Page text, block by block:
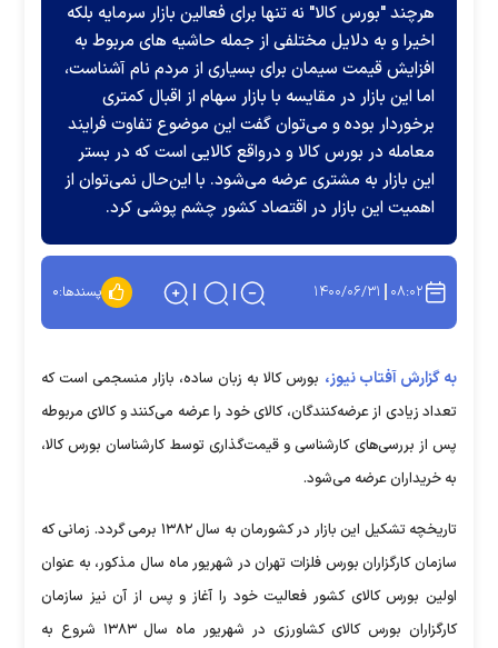
هرچند "بورس کالا" نه تنها برای فعالین بازار سرمایه بلکه
اخیرا و به دلایل مختلفی از جمله حاشیه های مربوط به
افزایش قیمت سیمان برای بسیاری از مردم نام آشناست،
اما این بازار در مقایسه با بازار سهام از اقبال کمتری
برخوردار بوده و می‌توان گفت این موضوع تفاوت فرایند
معامله در بورس کالا و درواقع کالایی است که در بستر
این بازار به مشتری عرضه می‌شود. با این‌حال نمی‌توان از
اهمیت این بازار در اقتصاد کشور چشم پوشی کرد.
۰۸:۰۲ ۱۴۰۰/۰۶/۳۱ پسندها:۰
به گزارش آفتاب نیوز، بورس کالا به زبان ساده، بازار منسجمی است که
تعداد زیادی از عرضه‌کنندگان، کالای خود را عرضه می‌کنند و کالای مربوطه
پس از بررسی‌های کارشناسی و قیمت‌گذاری توسط کارشناسان بورس کالا،
به خریداران عرضه می‌شود.
تاریخچه تشکیل این بازار در کشورمان به سال ۱۳۸۲ برمی گردد. زمانی که
سازمان کارگزاران بورس فلزات تهران در شهریور ماه سال مذکور، به عنوان
اولین بورس کالای کشور فعالیت خود را آغاز و پس از آن نیز سازمان
کارگزاران بورس کالای کشاورزی در شهریور ماه سال ۱۳۸۳ شروع به